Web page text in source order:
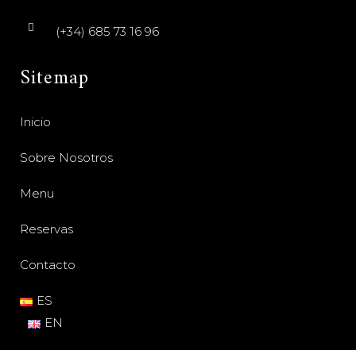
(+34) 685 73 16 96
Sitemap
Inicio
Sobre Nosotros
Menu
Reservas
Contacto
ES
EN